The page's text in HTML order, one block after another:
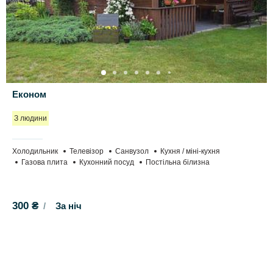
Економ
З людини
Холодильник Телевізор Санвузол
Кухня / міні-кухня
Газова плита
Кухонний посуд Постільна білизна
300 ₴ За ніч